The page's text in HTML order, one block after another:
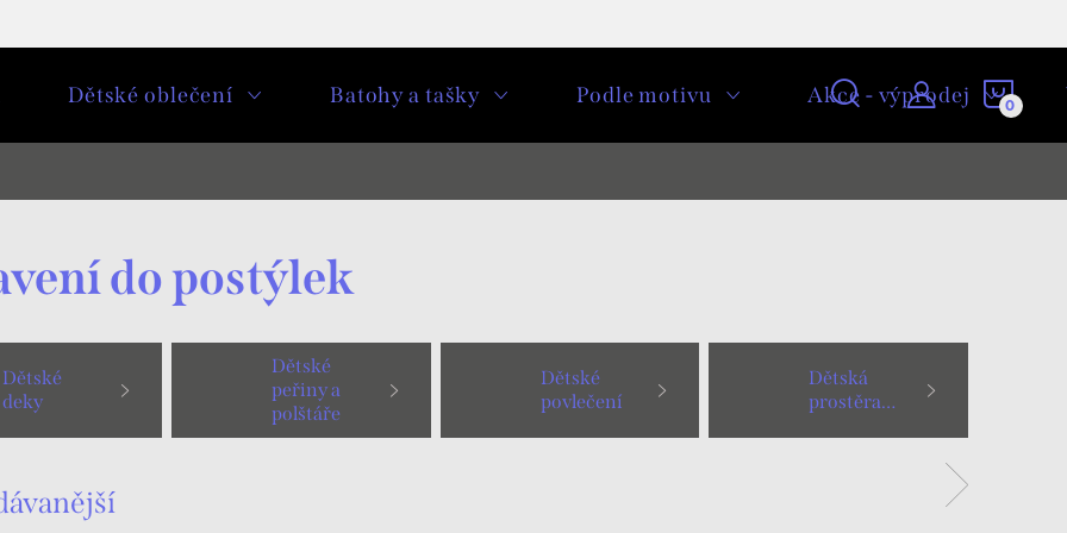
Dětské oblečení Batohy a tašky Podle motivu Akce - výprodej
do postýlek
Dětské
deky
Dětské
peřiny a
polštáře
Dětské
povlečení
Dětská
prostěradla